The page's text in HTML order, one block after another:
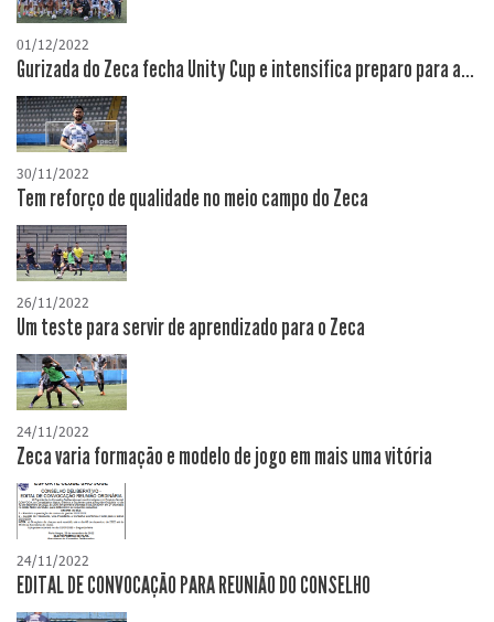
01/12/2022
Gurizada do Zeca fecha Unity Cup e intensifica preparo para a...
30/11/2022
Tem reforço de qualidade no meio campo do Zeca
26/11/2022
Um teste para servir de aprendizado para o Zeca
24/11/2022
Zeca varia formação e modelo de jogo em mais uma vitória
24/11/2022
EDITAL DE CONVOCAÇÃO PARA REUNIÃO DO CONSELHO